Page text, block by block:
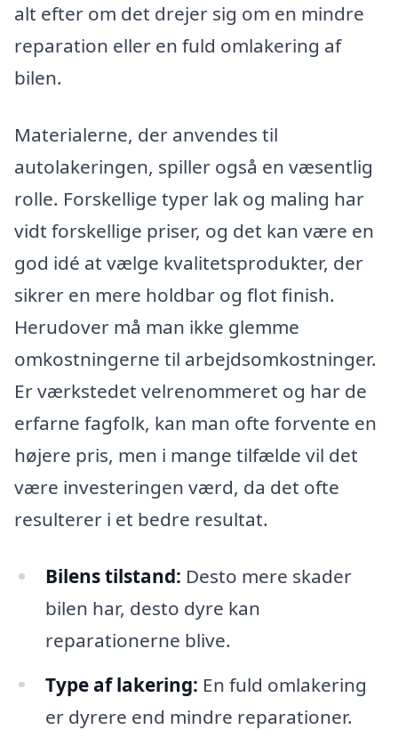
alt efter om det drejer sig om en mindre
reparation eller en fuld omlakering af
bilen.
Materialerne, der anvendes til
autolakeringen, spiller også en væsentlig
rolle. Forskellige typer lak og maling har
vidt forskellige priser, og det kan være en
god idé at vælge kvalitetsprodukter, der
sikrer en mere holdbar og flot finish.
Herudover må man ikke glemme
omkostningerne til arbejdsomkostninger.
Er værkstedet velrenommeret og har de
erfarne fagfolk, kan man ofte forvente en
højere pris, men i mange tilfælde vil det
være investeringen værd, da det ofte
resulterer i et bedre resultat.
Bilens tilstand: Desto mere skader
bilen har, desto dyre kan
reparationerne blive.
Type af lakering: En fuld omlakering
er dyrere end mindre reparationer.